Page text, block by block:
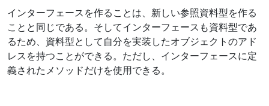
インターフェースを作ることは、新しい参照資料型を作る
ことと同じである。そしてインターフェースも資料型であ
るため、資料型として自分を実装したオブジェクトのアド
レスを持つことができる。ただし、インターフェースに定
義されたメソッドだけを使用できる。